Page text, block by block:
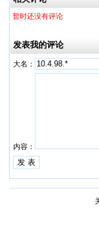
暂时还没有评论
发表我的评论
大名：
内容：